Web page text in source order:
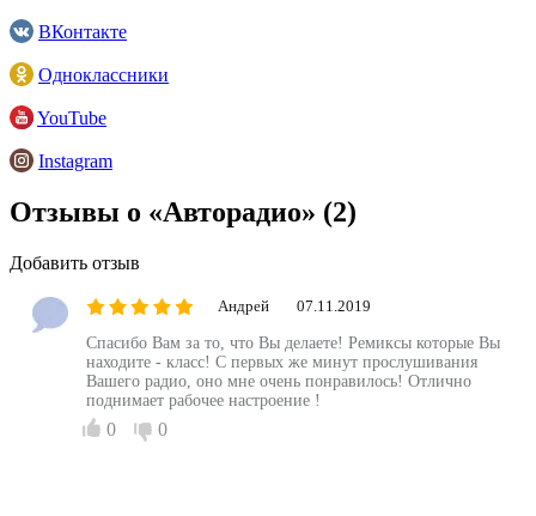
ВКонтакте
Одноклассники
YouTube
Instagram
Отзывы о «Авторадио» (2)
Добавить отзыв
Андрей 07.11.2019
Спасибо Вам за то, что Вы делаете! Ремиксы которые Вы
находите - класс! С первых же минут прослушивания
Вашего радио, оно мне очень понравилось! Отлично
поднимает рабочее настроение !
0 0